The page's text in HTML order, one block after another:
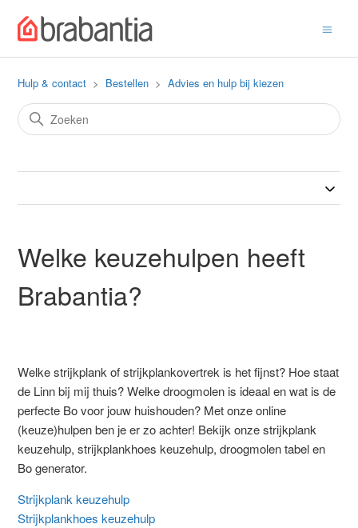
Hulp & contact Bestellen Advies en hulp bij kiezen
Welke keuzehulpen heeft
Brabantia?
Welke strijkplank of strijkplankovertrek is het fijnst? Hoe staat
de Linn bij mij thuis? Welke droogmolen is ideaal en wat is de
perfecte Bo voor jouw huishouden? Met onze online
(keuze)hulpen ben je er zo achter! Bekijk onze strijkplank
keuzehulp, strijkplankhoes keuzehulp, droogmolen tabel en
Bo generator.
Strijkplank keuzehulp
Strijkplankhoes keuzehulp